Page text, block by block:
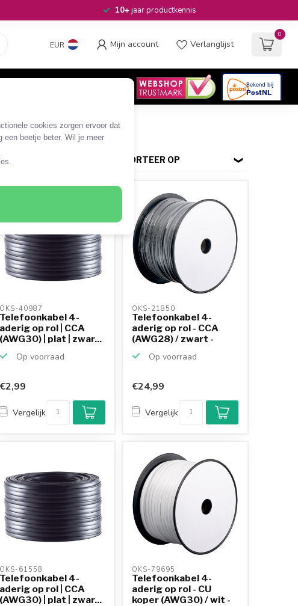
cookies zorgen ervoor dat
een beetje beter. Wil je meer
10+jaar productkennis
EUR Mijn account Verlanglijst
0
SORTEER OP
OKS-40987
Telefoonkabel 4-
aderig op rol | CCA
(AWG30) | plat | zwar...
Op voorraad
€2,99
Vergelijk
OKS-21850
Telefoonkabel 4-
aderig op rol - CCA
(AWG28) / zwart -
Op voorraad
€24,99
Vergelijk
OKS-61558
Telefoonkabel 4-
aderig op rol | CCA
(AWG30) | plat | zwar...
OKS-79695
Telefoonkabel 4-
aderig op rol - CU
koper (AWG30) / wit -